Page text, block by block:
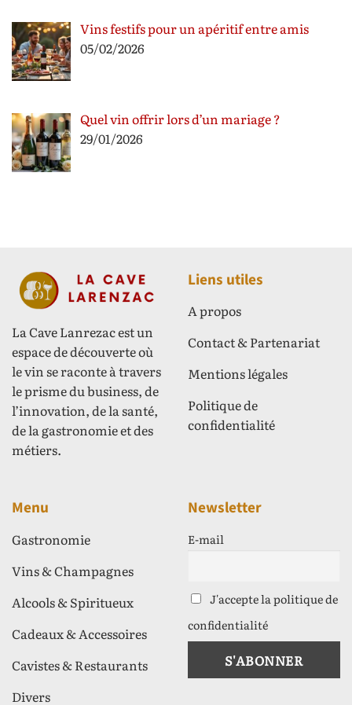
Vins festifs pour un apéritif entre amis
05/02/2026
Quel vin offrir lors d’un mariage ?
29/01/2026
La Cave Lanrezac est un
espace de découverte où
le vin se raconte à travers
le prisme du business, de
l’innovation, de la santé,
de la gastronomie et des
métiers.
Liens utiles
A propos
Contact & Partenariat
Mentions légales
Politique de
confidentialité
Menu
Gastronomie
Vins & Champagnes
Alcools & Spiritueux
Cadeaux & Accessoires
Cavistes & Restaurants
Divers
Newsletter
E-mail
J'accepte la politique de
confidentialité